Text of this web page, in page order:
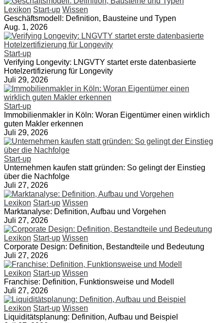
Lexikon Start-up Wissen
Geschäftsmodell: Definition, Bausteine und Typen
Aug. 1, 2026
Start-up
Verifying Longevity: LNGVTY startet erste datenbasierte
Hotelzertifizierung für Longevity
Juli 29, 2026
Start-up
Immobilienmakler in Köln: Woran Eigentümer einen wirklich
guten Makler erkennen
Juli 29, 2026
Start-up
Unternehmen kaufen statt gründen: So gelingt der Einstieg
über die Nachfolge
Juli 27, 2026
Lexikon Start-up Wissen
Marktanalyse: Definition, Aufbau und Vorgehen
Juli 27, 2026
Lexikon Start-up Wissen
Corporate Design: Definition, Bestandteile und Bedeutung
Juli 27, 2026
Lexikon Start-up Wissen
Franchise: Definition, Funktionsweise und Modell
Juli 27, 2026
Lexikon Start-up Wissen
Liquiditätsplanung: Definition, Aufbau und Beispiel